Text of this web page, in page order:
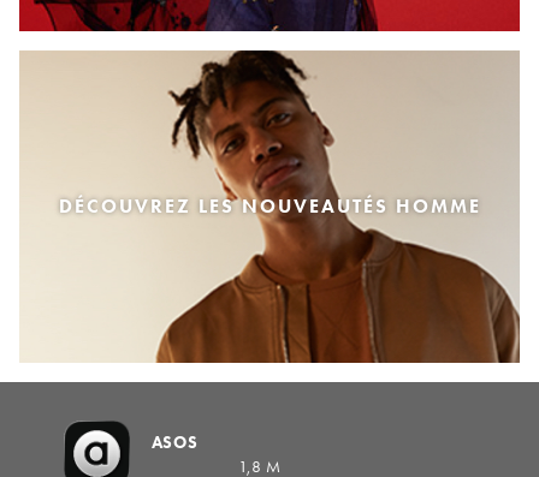
DÉCOUVREZ LES NOUVEAUTÉS HOMME
ASOS
1,8 M